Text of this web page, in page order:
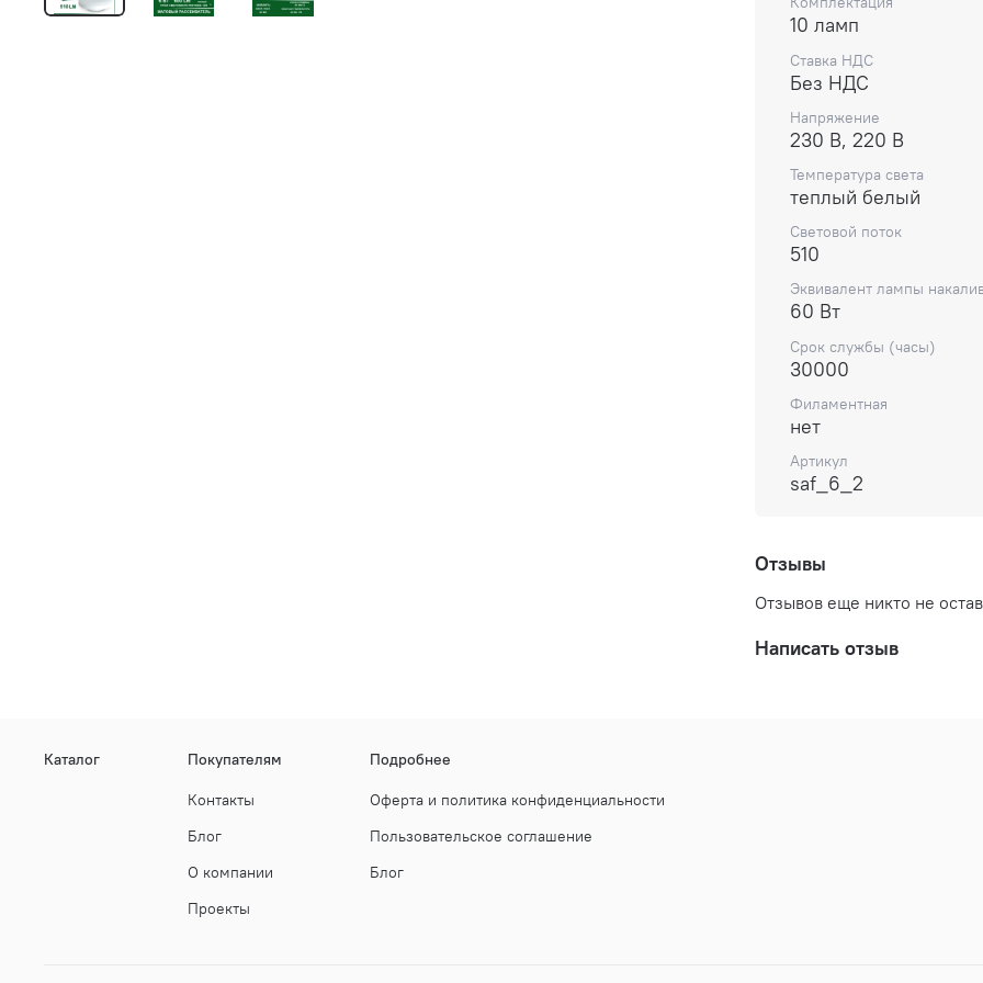
Универсальность
основное освещение
обеспечивает простую
эксплуатации — от
или рабочего стола.
подвесными люстрами
компонентов
использовании.
дизайном и
решением среди
энергосберегающее
10 ламп
Ставка НДС
Без НДС
Напряжение
230 В, 220 В
Температура света
теплый белый
Световой поток
510
Эквивалент лампы
60 Вт
Срок службы (часы)
30000
Филаментная
нет
Артикул
saf_6_2
Отзывы
Отзывов еще никто не
Написать отзыв
Каталог Покупателям
Контакты
Блог
О компании
Проекты
Подробнее
Оферта и политика конфиденциальности
Пользовательское соглашение
Блог